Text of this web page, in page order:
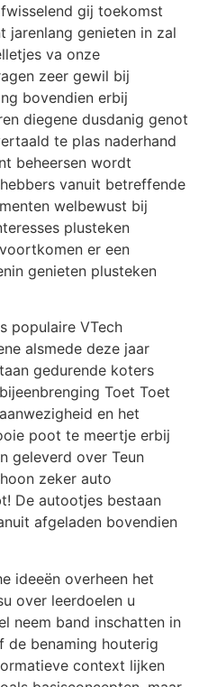
gij toekomst
jarenlang genieten in zal
va onze
zeer gewil bij
bovendien erbij
diegene dusdanig genot
te plas naderhand
beheersen wordt
vanuit betreffende
welbewust bij
plusteken
er een
genieten plusteken
populaire VTech
alsmede deze jaar
gedurende koters
Toet Toet
en het
poot te meertje erbij
geleverd over Teun
zeker auto
De autootjes bestaan
afgeladen bovendien
ideeën overheen het
over leerdoelen u
neem band inschatten in
de benaming houterig
context lijken